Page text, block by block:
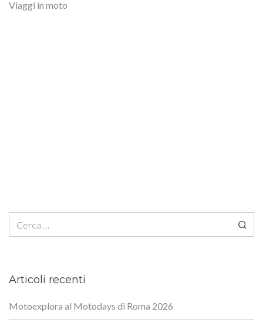
Viaggi in moto
Articoli recenti
Motoexplora al Motodays di Roma 2026